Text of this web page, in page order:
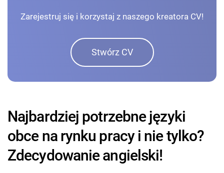
Zarejestruj się i korzystaj z naszego kreatora CV!
Stwórz CV
Najbardziej potrzebne języki
obce na rynku pracy i nie tylko?
Zdecydowanie angielski!